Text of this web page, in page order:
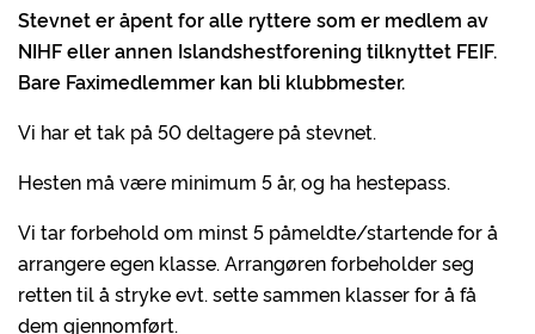
Stevnet er åpent for alle ryttere som er medlem av
NIHF eller annen Islandshestforening tilknyttet FEIF.
Bare Faximedlemmer kan bli klubbmester.
Vi har et tak på 50 deltagere på stevnet.
Hesten må være minimum 5 år, og ha hestepass.
Vi tar forbehold om minst 5 påmeldte/startende for å
arrangere egen klasse. Arrangøren forbeholder seg
retten til å stryke evt. sette sammen klasser for å få
dem gjennomført.